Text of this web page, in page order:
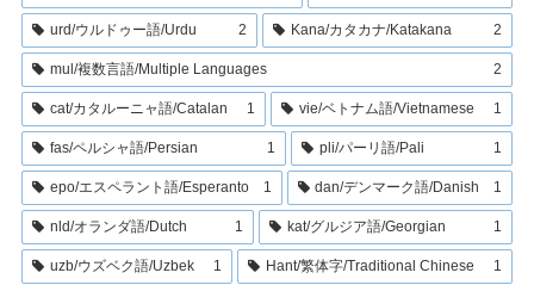
urd/ウルドゥー語/Urdu 2 Kana/カタカナ/Katakana 2
mul/複数言語/Multiple Languages 2
cat/カタルーニャ語/Catalan 1 vie/ベトナム語/Vietnamese 1
fas/ペルシャ語/Persian 1 pli/パーリ語/Pali 1
epo/エスペラント語/Esperanto 1 dan/デンマーク語/Danish 1
nld/オランダ語/Dutch 1 kat/グルジア語/Georgian 1
uzb/ウズベク語/Uzbek 1 Hant/繁体字/Traditional Chinese 1